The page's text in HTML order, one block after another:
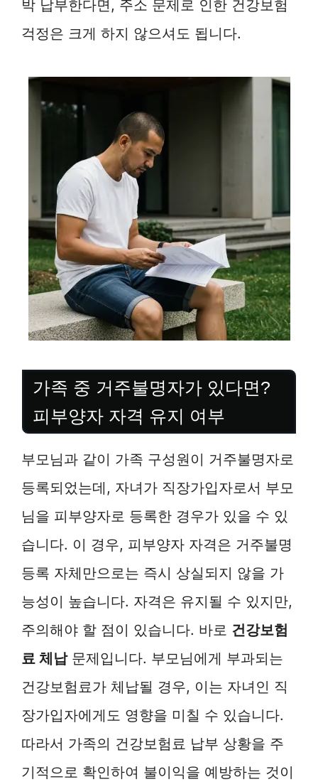
박 납부한다면, 주소 문제로 인한 건강보험
걱정은 크게 하지 않으셔도 됩니다.
가족 중 거주불명자가 있다면?
피부양자 자격 유지 여부
부모님과 같이 가족 구성원이 거주불명자로
등록되었는데, 자녀가 직장가입자로서 부모
님을 피부양자로 등록한 경우가 있을 수 있
습니다. 이 경우, 피부양자 자격은 거주불명
등록 자체만으로는 즉시 상실되지 않을 가
능성이 높습니다. 자격은 유지될 수 있지만,
주의해야 할 점이 있습니다. 바로 건강보험
료 체납문제입니다. 부모님에게 부과되는
건강보험료가 체납될 경우, 이는 자녀인 직
장가입자에게도 영향을 미칠 수 있습니다.
따라서 가족의 건강보험료 납부 상황을 주
기적으로 확인하여 불이익을 예방하는 것이